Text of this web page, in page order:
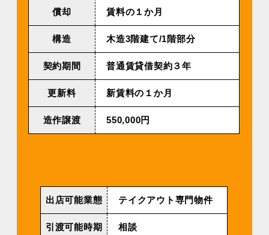
償却 賃料の１か月
構造 木造3階建て/1階部分
契約期間 普通賃貸借契約３年
更新料 新賃料の１か月
造作譲渡 550,000円
出店可能業態 テイクアウト専門物件
引渡可能時期 相談